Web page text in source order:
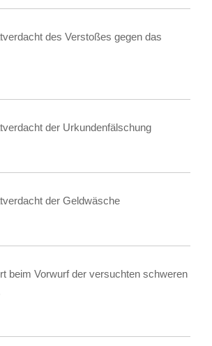
des Verstoßes gegen das
der Urkundenfälschung
der Geldwäsche
beim Vorwurf der versuchten schweren